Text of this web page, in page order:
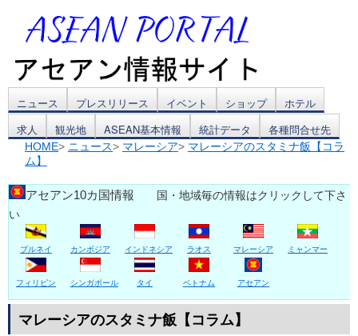
コ
ン
テ
ン
ツ
へ
ス
キ
ニュース プレスリリース イベント ショップ
ホテル
求人
観光地 ASEAN基本情報 統計データ 各種問合せ先
HOME> ニュース> マレーシア> マレーシアのスタミナ飯【コラ
ム】
アセアン10カ国情報 国・地域毎の情報はクリックして下さ
い
ブルネイ カンボジア インドネシア ラオス マレーシア ミャンマー
フィリピン シンガポール タイ ベトナム アセアン
マレーシアのスタミナ飯【コラム】